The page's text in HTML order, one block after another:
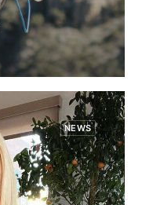
NEWS